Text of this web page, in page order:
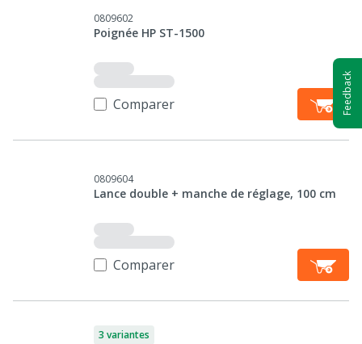
0809602
Poignée HP ST-1500
Comparer
0809604
Lance double + manche de réglage, 100 cm
Comparer
3 variantes
Feedback